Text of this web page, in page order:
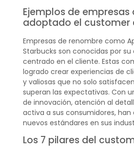
Ejemplos de empresas
adoptado el customer
Empresas de renombre como
Starbucks son conocidas por
centrado en el cliente. Estas
logrado crear experiencias de
y valiosas que no solo
superan las expectativas. Con
de innovación, atención al
activa a sus consumidores, han
nuevos estándares en sus
Los 7 pilares del